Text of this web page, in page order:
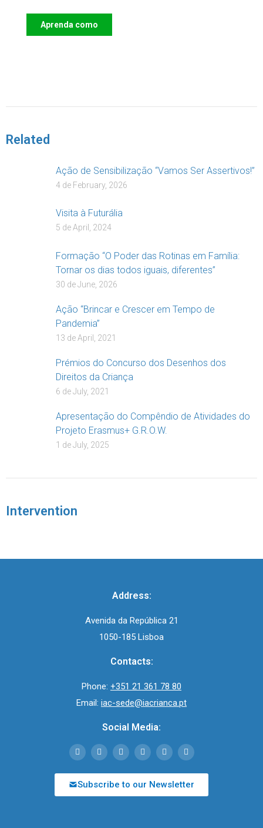
Aprenda como
Related
Ação de Sensibilização “Vamos Ser Assertivos!”
4 de February, 2026
Visita à Futurália
5 de April, 2024
Formação “O Poder das Rotinas em Família:
Tornar os dias todos iguais, diferentes”
30 de June, 2026
Ação “Brincar e Crescer em Tempo de
Pandemia”
13 de April, 2021
Prémios do Concurso dos Desenhos dos
Direitos da Criança
6 de July, 2021
Apresentação do Compêndio de Atividades do
Projeto Erasmus+ G.R.O.W.
1 de July, 2025
Intervention
Address:
Avenida da República 21
1050-185 Lisboa
Contacts:
Phone: +351 21 361 78 80
Email: iac-sede@iacrianca.pt
Social Media:
Subscribe to our Newsletter